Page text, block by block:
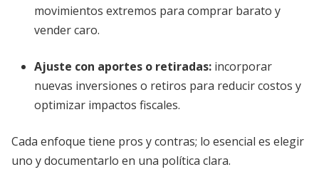
movimientos extremos para comprar barato y
vender caro.
Ajuste con aportes o retiradas: incorporar
nuevas inversiones o retiros para reducir costos y
optimizar impactos fiscales.
Cada enfoque tiene pros y contras; lo esencial es elegir
uno y documentarlo en una política clara.